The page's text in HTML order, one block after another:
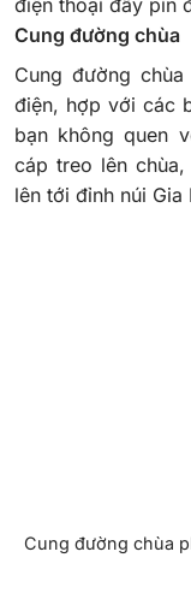
điện thoại đầy pin
Cung đường chùa
Cung đường
điện, hợp với các
bạn không quen
cáp treo lên
lên tới đỉnh núi Gia
Cung đường chùa